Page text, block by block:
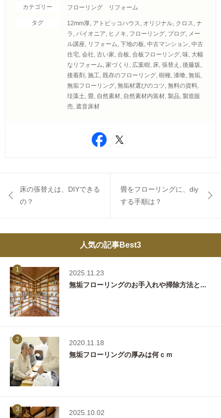
カテゴリー フローリング リフォーム
タグ 12mm厚, アトピッコハウス, オリジナル, クロス, ナ
ラ , パイオニア, ヒノキ, フローリング, ブログ, メー
ル講座, リフォーム, 下地の板, 中古マンション, 中古
住宅, 会社, 古い家, 合板, 合板フローリング, 味, 大幅
なリフォーム, 家づくり , 広葉樹, 床, 張替え , 後藤坂,
接着剤 , 施工, 既存のフローリング, 樹種, 漆喰, 無垢,
無垢フローリング, 無垢材選びのコツ, 無料の資料,
珪藻土, 畳, 自然素材, 自然素材内装材, 製品, 製造販
売, 遮音床材
床の張替えは、DIYできる
の？
畳をフローリングに、diy
する手順は？
人気の記事Best3
1
2025.11.23
無垢フローリングのお手入れや掃除方法と...
2
2020.11.18
無垢フローリングの厚みは何ｃｍ
3
2025.10.02